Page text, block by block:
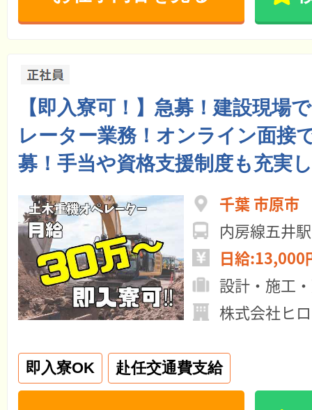
【即入寮可！】急募！建設現場
レーター業務！オンライン面接
募！手当や資格支援制度も充実
千葉 市原市
内房線五井
日給:13,000
設計・施工
株式会社ヒ
即入寮OK 赴任交通費支給